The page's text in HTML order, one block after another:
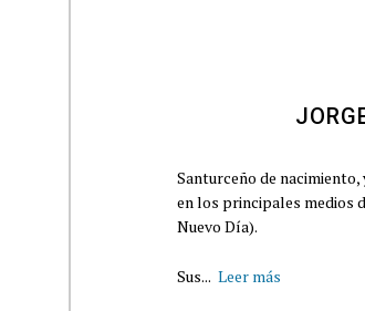
Santurceño de
en los principales medios
Nuevo Día).
Sus... Leer más